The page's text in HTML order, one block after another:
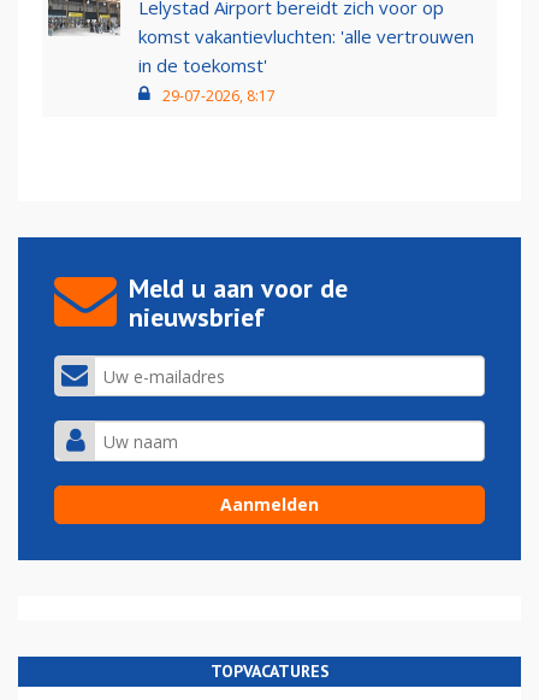
Lelystad Airport bereidt zich voor op
komst vakantievluchten: 'alle vertrouwen
in de toekomst'
29-07-2026, 8:17
Meld u aan voor de
nieuwsbrief
TOPVACATURES